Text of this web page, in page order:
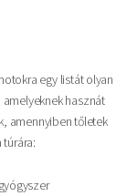
egy listát olyan
hasznát
amennyiben tőletek